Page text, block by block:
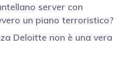
server con
un piano terroristico?
Deloitte non è una vera